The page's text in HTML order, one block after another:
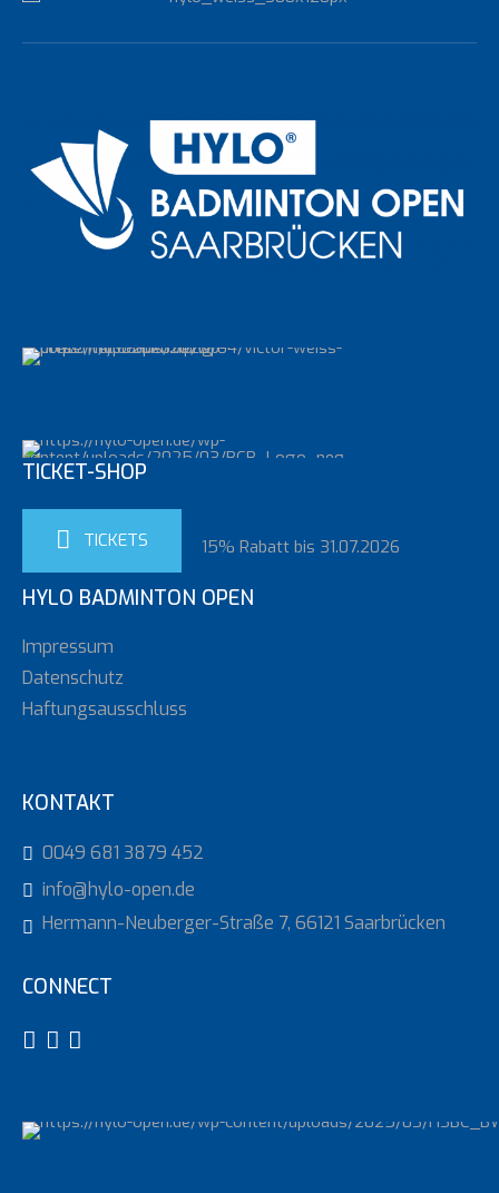
TICKET-SHOP
TICKETS 15% Rabatt bis 31.07.2026
HYLO BADMINTON OPEN
Impressum
Datenschutz
Haftungsausschluss
KONTAKT
0049 681 3879 452
info@hylo-open.de
Hermann-Neuberger-Straße 7, 66121 Saarbrücken
CONNECT